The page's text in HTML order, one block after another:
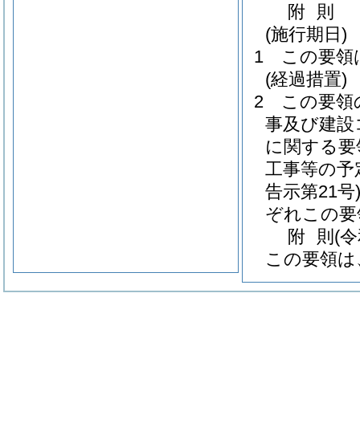
附 則
(施行期日)
1
この要領
(経過措置)
2
この要領
事及び建
に関する要
工事等の
告示第21号)
ぞれこの
附 則 (
この要領